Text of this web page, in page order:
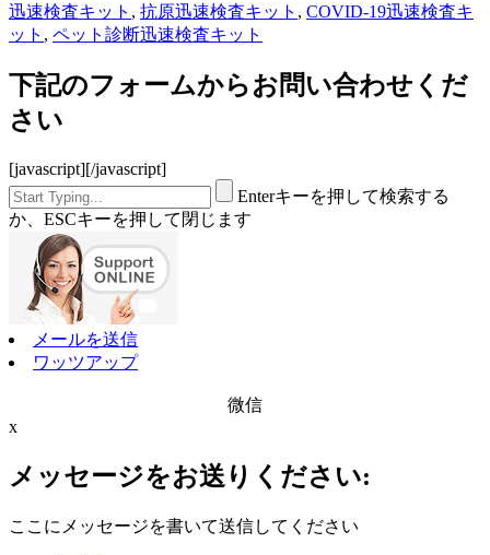
迅速検査キット , 抗原迅速検査キット , COVID-19迅速検査キ
ット , ペット診断迅速検査キット
下記のフォームからお問い合わせくだ
さい
[javascript][/javascript]
Enterキーを押して検索する
か、ESCキーを押して閉じます
メールを送信
ワッツアップ
微信
x
メッセージをお送りください:
ここにメッセージを書いて送信してください